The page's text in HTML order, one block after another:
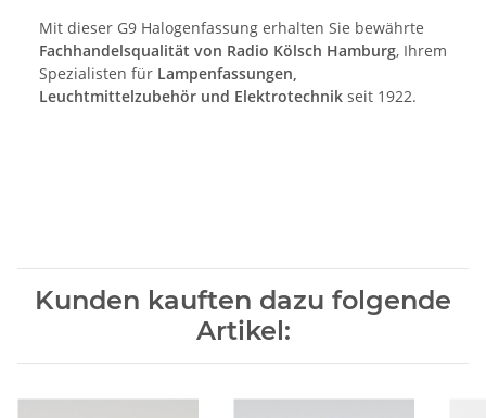
Mit dieser G9 Halogenfassung erhalten Sie bewährte
Fachhandelsqualität von Radio Kölsch Hamburg, Ihrem
Spezialisten für Lampenfassungen,
Leuchtmittelzubehör und Elektrotechnik seit 1922.
Kunden kauften dazu folgende
Artikel: